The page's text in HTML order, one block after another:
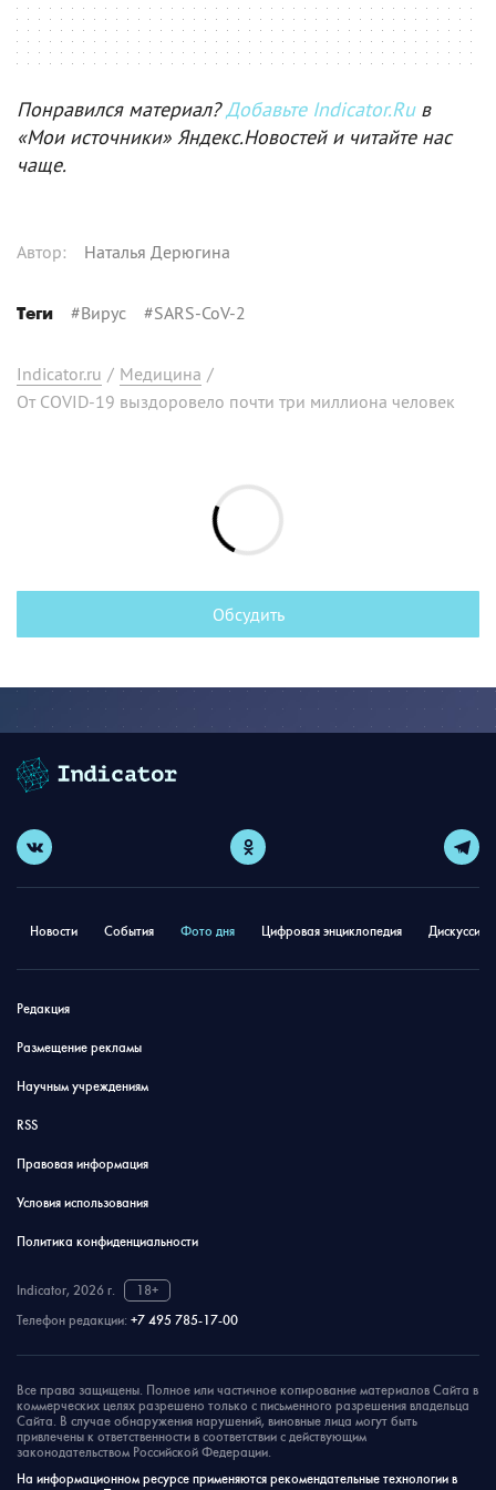
Понравился материал?Добавьте Indicator.Ruв
«Мои источники» Яндекс.Новостей и читайте нас
чаще.
Автор: Наталья Дерюгина
Теги #Вирус #SARS-CoV-2
Indicator.ru / Медицина /
От COVID-19 выздоровело почти три миллиона человек
Обсудить
Новости События Фото дня Цифровая энциклопедия
Редакция
Размещение рекламы
Научным учреждениям
RSS
Правовая информация
Условия использования
Политика конфиденциальности
Indicator, 2026 г.
18+
Телефон редакции: +7 495 785-17-00
Все права защищены. Полное или частичное копирование материалов Сайта в
коммерческих целях разрешено только с письменного разрешения владельца
Сайта. В случае обнаружения нарушений, виновные лица могут быть
привлечены к ответственности в соответствии с действующим
законодательством Российской Федерации.
На информационном ресурсе применяются рекомендательные технологии в